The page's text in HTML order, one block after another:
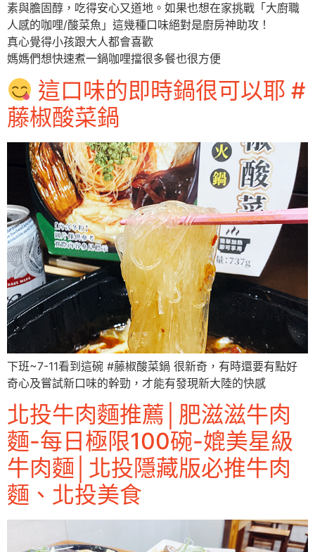
素與膽固醇，吃得安心又道地。如果也想在家挑戰「大廚職
人感的咖哩/酸菜魚」這幾種口味絕對是廚房神助攻！
真心覺得小孩跟大人都會喜歡
媽媽們想快速煮一鍋咖哩擋很多餐也很方便
這口味的即時鍋很可以耶 #
藤椒酸菜鍋
下班~7-11看到這碗 #藤椒酸菜鍋 很新奇，有時還要有點好
奇心及嘗試新口味的幹勁，才能有發現新大陸的快感
北投牛肉麵推薦│肥滋滋牛肉
麵-每日極限100碗-媲美星級
牛肉麵│北投隱藏版必推牛肉
麵、北投美食